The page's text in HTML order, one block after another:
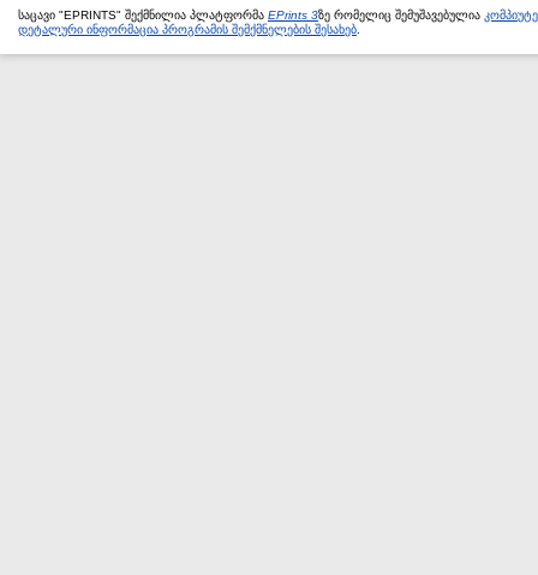
საცავი "EPRINTS" შექმნილია პლატფორმა EPrints 3ზე რომელიც შემუშავებულია
დეტალური ინფორმაცია პროგრამის შემქმნელების შესახებ.